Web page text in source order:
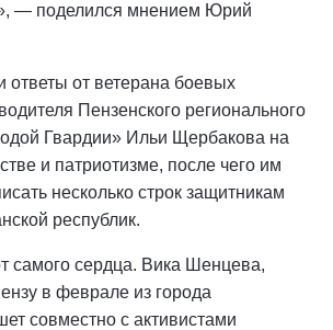
— поделился мнением Юрий
ответы от ветерана боевых
Пензенского регионального
Гвардии» Ильи Щербакова на
и патриотизме, после чего им
несколько строк защитникам
республик.
самого сердца. Вика Шенцева,
в феврале из города
совместно с активистами